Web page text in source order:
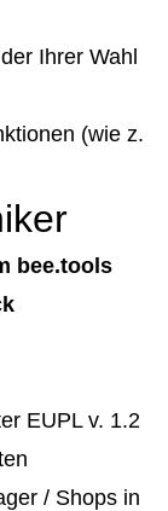
Ihrer Wahl
(wie z.
bee.tools
EUPL v. 1.2
/ Shops in